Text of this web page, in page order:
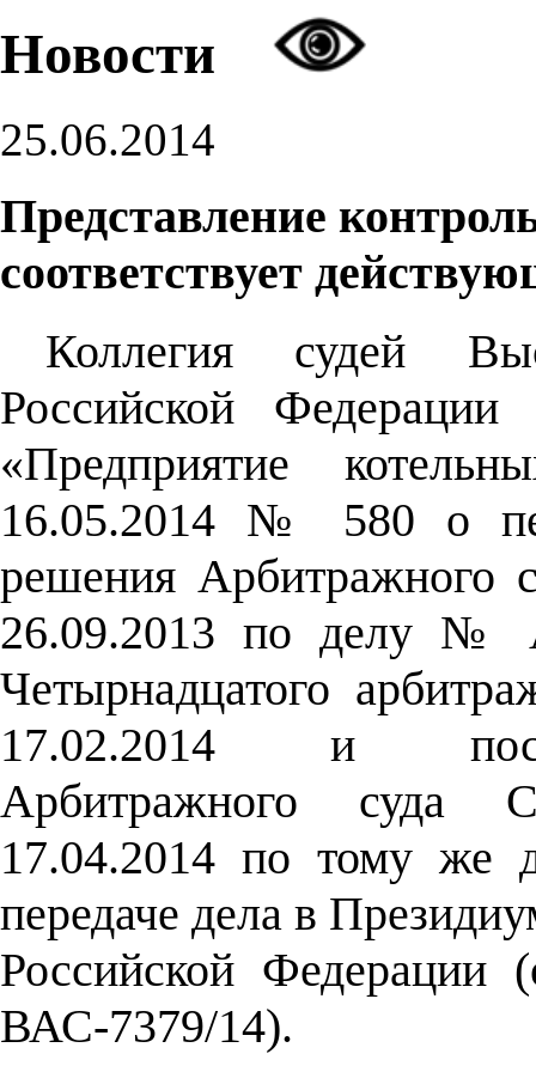
Новости
25.06.2014
Представление
соответствует
Коллегия судей
Российской
«Предприятие
16.05.2014 № 580 о
решения Арбитражного
26.09.2013 по делу №
Четырнадцатого
17.02.2014 и
Арбитражного суда
17.04.2014 по тому же
передаче дела в
Российской Федерации
ВАС-7379/14).